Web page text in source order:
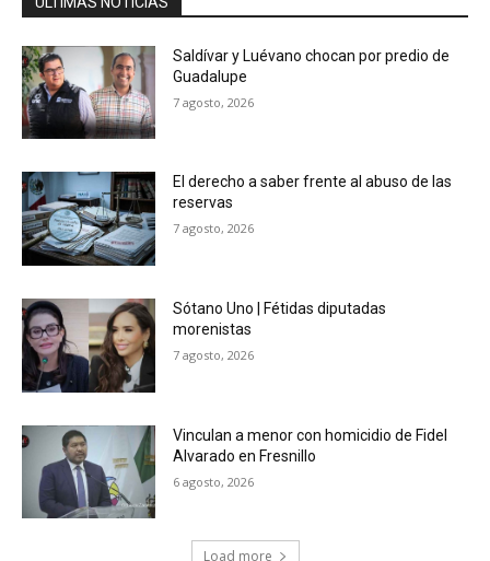
Saldívar y Luévano chocan por predio de
Guadalupe
7 agosto, 2026
El derecho a saber frente al abuso de las
reservas
7 agosto, 2026
Sótano Uno | Fétidas diputadas
morenistas
7 agosto, 2026
Vinculan a menor con homicidio de Fidel
Alvarado en Fresnillo
6 agosto, 2026
Load more